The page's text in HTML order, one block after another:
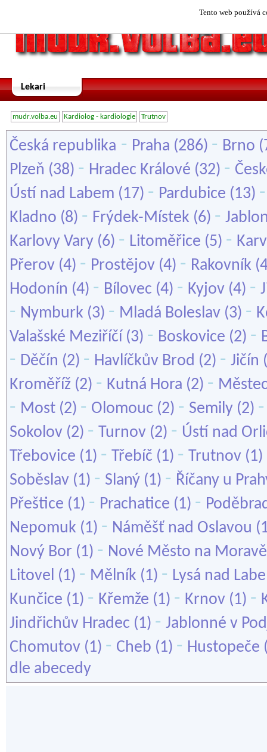
Tento web používá
Lekari
mudr.volba.eu Kardiolog - kardiologie Trutnov
Česká republika - Praha (286) - Brno
Plzeň (38) - Hradec Králové (32) -
Ústí nad Labem (17) - Pardubice (13)
Kladno (8) - Frýdek-Místek (6) -
Karlovy Vary (6) - Litoměřice (5) -
Přerov (4) - Prostějov (4) - Rakovník
Hodonín (4) - Bílovec (4) - Kyjov (4) -
- Nymburk (3) - Mladá Boleslav (3) -
Valašské Meziříčí (3) - Boskovice (2) -
- Děčín (2) - Havlíčkův Brod (2) - Jičín
Kroměříž (2) - Kutná Hora (2) -
- Most (2) - Olomouc (2) - Semily (2)
Sokolov (2) - Turnov (2) - Ústí nad
Třebovice (1) - Třebíč (1) - Trutnov (1)
Soběslav (1) - Slaný (1) - Říčany u
Přeštice (1) - Prachatice (1) -
Nepomuk (1) - Náměšť nad Oslavou
Nový Bor (1) - Nové Město na Moravě
Litovel (1) - Mělník (1) - Lysá nad
Kunčice (1) - Křemže (1) - Krnov (1) -
Jindřichův Hradec (1) - Jablonné v
Chomutov (1) - Cheb (1) - Hustopeče
dle abecedy